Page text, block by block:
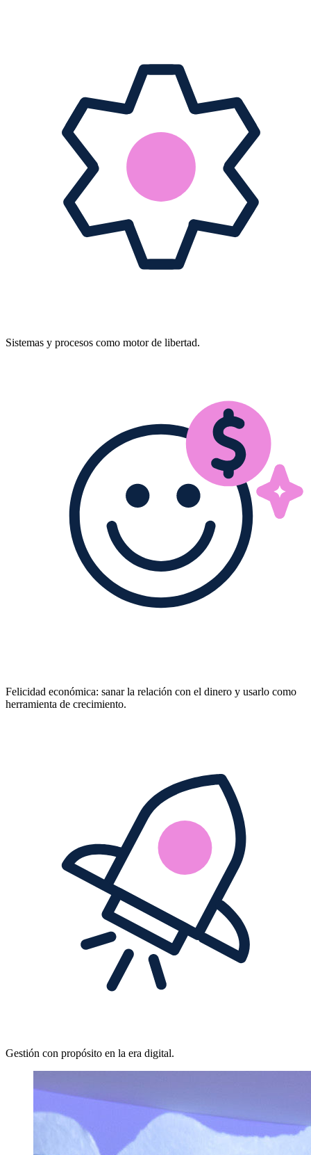
Sistemas y procesos como motor de libertad.
Felicidad económica: sanar la relación con el dinero y usarlo como
herramienta de crecimiento.
Gestión con propósito en la era digital.